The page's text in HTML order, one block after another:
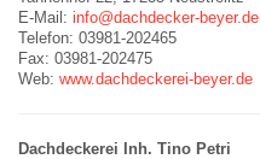
E-Mail: info@dachdecker-beyer.de
Telefon: 03981-202465
Fax: 03981-202475
Web: www.dachdeckerei-beyer.de
Dachdeckerei Inh. Tino Petri